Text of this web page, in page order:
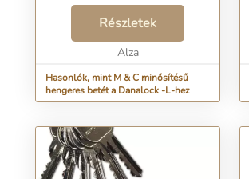
Részletek
Alza
Hasonlók, mint M & C minősítésű
hengeres betét a Danalock -L-hez